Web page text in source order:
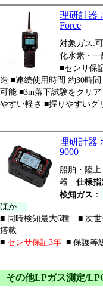
理研計器
Force
対象ガス:
化水素・
■センサ保
造 ■連続使用時間 約30時
可能 ■3m落下試験をクリ
やすい軽さ ■握りやすいグ
理研計器
9000
船舶・陸
器 仕様
検知ガス ：
ほか…
■ 同時検知最大6種 ■ 次世
搭載
■ センサ保証3年 ■ 保護等
その他LPガス測定/